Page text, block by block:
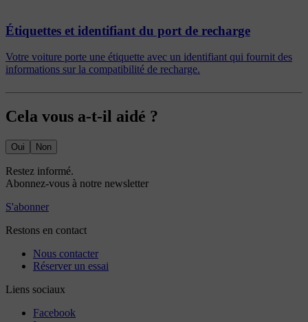
Étiquettes et identifiant du port de recharge
Votre voiture porte une étiquette avec un identifiant qui fournit des
informations sur la compatibilité de recharge.
Cela vous a-t-il aidé ?
Oui Non